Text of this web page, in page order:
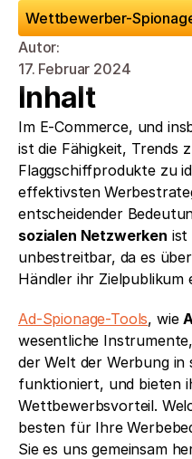
Wettbewerber-
Autor:
17. Februar 2024
Inhalt
Im E-Commerce, und
ist die Fähigkeit, Trends
Flaggschiffprodukte zu
effektivsten
entscheidender
sozialen Netzwerken ist
unbestreitbar, da es
Händler ihr Zielpublikum
Ad-Spionage-Tools, wie
wesentliche
der Welt der Werbung
funktioniert, und bieten
Wettbewerbsvorteil.
besten für Ihre
Sie es uns gemeinsam